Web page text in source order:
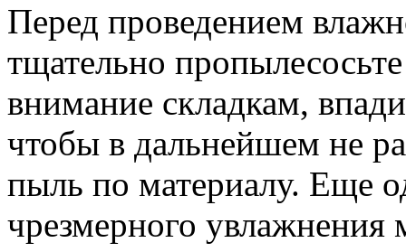
Перед проведением
тщательно
внимание складкам,
чтобы в дальнейшем не
пыль по материалу. Еще
чрезмерного увлажнения